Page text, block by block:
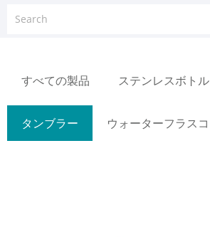
すべての製品 ステンレスボトル
タンブラー ウォーターフラスコ